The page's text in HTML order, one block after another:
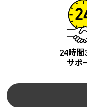
24時間
サポ